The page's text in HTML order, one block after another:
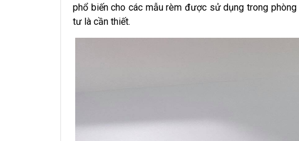
phổ biến cho các mẫu rèm được sử dụng trong
tư là cần thiết.